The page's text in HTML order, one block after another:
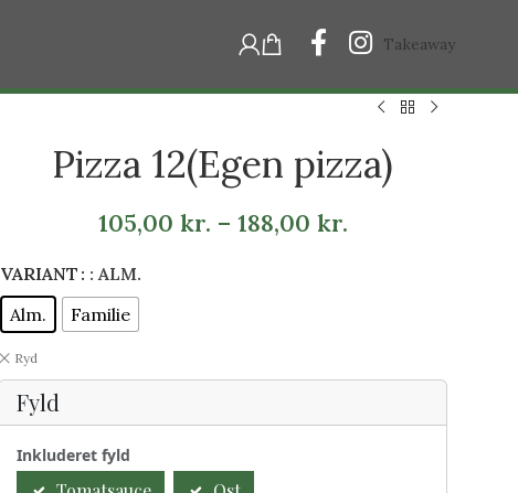
Takeaway
Pizza 12(Egen pizza)
105,00 kr. – 188,00 kr.
VARIANT : ALM.
Alm.
Familie
Ryd